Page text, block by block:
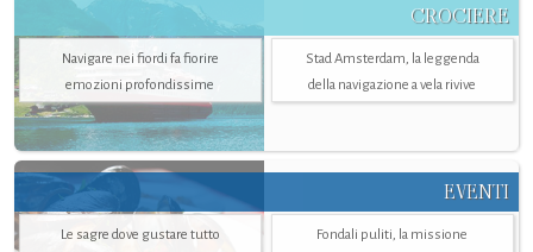
CROCIERE
Navigare nei fiordi fa fiorire
emozioni profondissime
Stad Amsterdam, la leggenda
della navigazione a vela rivive
EVENTI
Le sagre dove gustare tutto
Fondali puliti, la missione